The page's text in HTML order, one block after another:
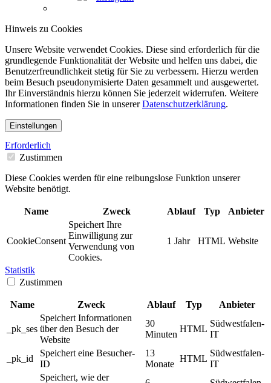
Hinweis zu Cookies
Unsere Website verwendet Cookies. Diese sind erforderlich für die
grundlegende Funktionalität der Website und helfen uns dabei, die
Benutzerfreundlichkeit stetig für Sie zu verbessern. Hierzu werden
beim Besuch pseudonymisierte Daten gesammelt und ausgewertet.
Ihr Einverständnis hierzu können Sie jederzeit widerrufen. Weitere
Informationen finden Sie in unsererDatenschutzerklärung.
Einstellungen
Erforderlich
Zustimmen
Diese Cookies werden für eine reibungslose Funktion unserer
Website benötigt.
Name Zweck Ablauf Typ Anbieter
CookieConsent
Speichert Ihre
Einwilligung zur
Verwendung von
Cookies.
1 Jahr HTML Website
Statistik
Zustimmen
Name Zweck Ablauf Typ Anbieter
_pk_ses
Speichert Informationen
über den Besuch der
Website
30
Minuten
HTML
Südwestfalen-
IT
_pk_id
Speichert eine Besucher-
ID
13
Monate
HTML
Südwestfalen-
IT
Speichert, wie der